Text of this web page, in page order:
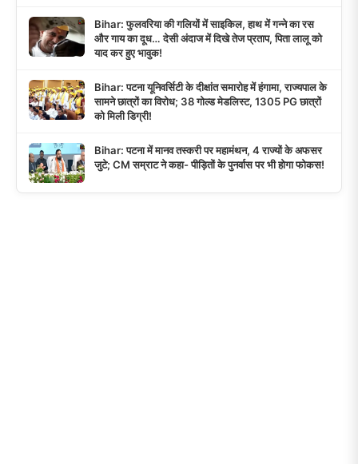
Bihar: फुलवरिया की गलियों में साइकिल, हाथ में गन्ने का रस
और गाय का दूध… देसी अंदाज में दिखे तेज प्रताप, पिता लालू को
याद कर हुए भावुक!
Bihar: पटना यूनिवर्सिटी के दीक्षांत समारोह में हंगामा, राज्यपाल के
सामने छात्रों का विरोध; 38 गोल्ड मेडलिस्ट, 1305 PG छात्रों
को मिली डिग्री!
Bihar: पटना में मानव तस्करी पर महामंथन, 4 राज्यों के अफसर
जुटे; CM सम्राट ने कहा- पीड़ितों के पुनर्वास पर भी होगा फोकस!